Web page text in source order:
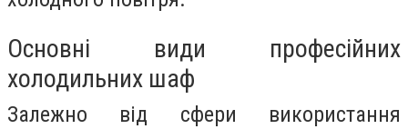
Основні види професійних
холодильних шаф
Залежно від сфери використання